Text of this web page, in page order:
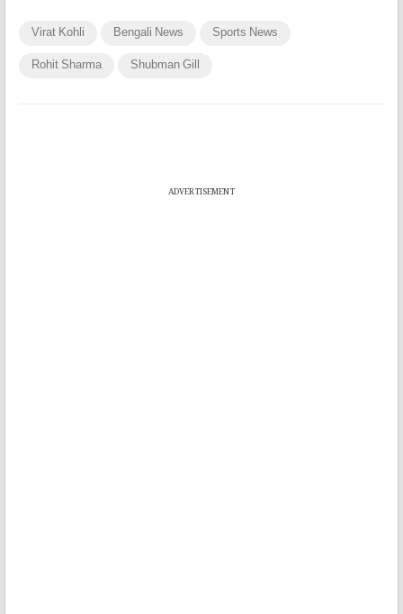
Virat Kohli Bengali News Sports News
Rohit Sharma Shubman Gill
ADVERTISEMENT